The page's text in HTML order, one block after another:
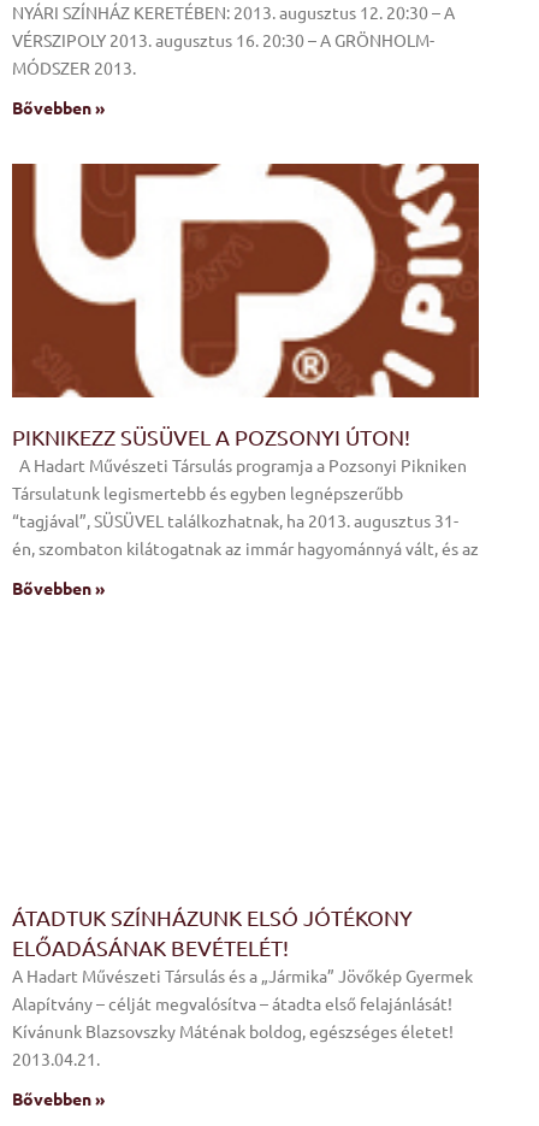
NYÁRI SZÍNHÁZ KERETÉBEN: 2013. augusztus 12. 20:30 – A
VÉRSZIPOLY 2013. augusztus 16. 20:30 – A GRÖNHOLM-
MÓDSZER 2013.
Bővebben »
PIKNIKEZZ SÜSÜVEL A POZSONYI ÚTON!
A Hadart Művészeti Társulás programja a Pozsonyi Pikniken
Társulatunk legismertebb és egyben legnépszerűbb
“tagjával”, SÜSÜVEL találkozhatnak, ha 2013. augusztus 31-
én, szombaton kilátogatnak az immár hagyománnyá vált, és az
Bővebben »
ÁTADTUK SZÍNHÁZUNK ELSÓ JÓTÉKONY
ELŐADÁSÁNAK BEVÉTELÉT!
A Hadart Művészeti Társulás és a „Jármika” Jövőkép Gyermek
Alapítvány – célját megvalósítva – átadta első felajánlását!
Kívánunk Blazsovszky Máténak boldog, egészséges életet!
2013.04.21.
Bővebben »